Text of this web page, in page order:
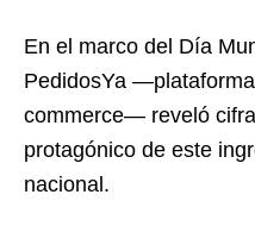
En el marco del Día
PedidosYa
commerce— reveló
protagónico de este
nacional.